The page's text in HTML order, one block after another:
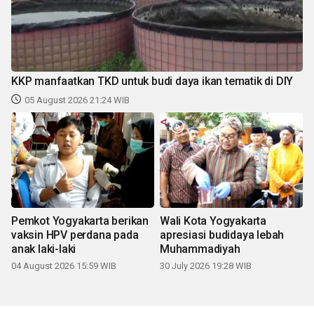
KKP manfaatkan TKD untuk budi daya ikan tematik di DIY
05 August 2026 21:24 WIB
Pemkot Yogyakarta berikan
vaksin HPV perdana pada
anak laki-laki
04 August 2026 15:59 WIB
Wali Kota Yogyakarta
apresiasi budidaya lebah
Muhammadiyah
30 July 2026 19:28 WIB